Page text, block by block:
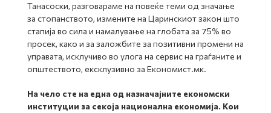
Танасоски, разговараме на повеќе теми од значање
за стопанството, измените на Царинскиот закон што
стапија во сила и намалување на глобата за 75% во
просек, како и за заложбите за позитивни промени на
управата, исклучиво во улога на сервис на граѓаните и
општеството, ексклузивно за Економист.мк.
На чело сте на една од назначајните економски
институции за секоја национална економија. Кои